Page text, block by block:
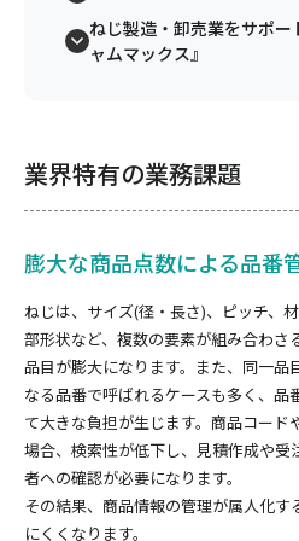
ねじ製造・卸売業をサポー
ャムマックス』
業界特有の業務課題
膨大な商品点数による品番
ねじは、サイズ(径・長さ)、ピッチ、
部形状など、複数の要素が組み合わさ
品目が膨大になります。また、同一品
なる品番で呼ばれるケースも多く、品
て大きな負担が生じます。商品コード
場合、検索性が低下し、見積作成や受
者への確認が必要になります。
その結果、商品情報の管理が属人化
にくくなります。